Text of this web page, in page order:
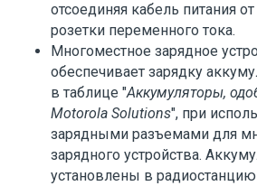
отсоединяя кабель питания
розетки переменного тока.
Многоместное зарядное
обеспечивает зарядку
в таблице "Аккумуляторы,
Motorola Solutions", при
зарядными разъемами для
зарядного устройства.
установлены в